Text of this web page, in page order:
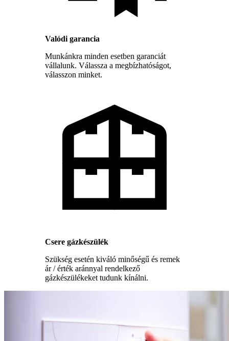
Valódi garancia
Munkánkra minden esetben garanciát
vállalunk. Válassza a megbízhatóságot,
válasszon minket.
Csere gázkészülék
Szükség esetén kiváló minőségű és remek
ár / érték aránnyal rendelkező
gázkészülékeket tudunk kínálni.